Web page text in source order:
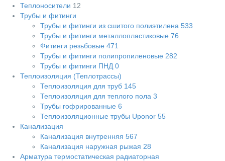
Теплоносители 12
Трубы и фитинги
Трубы и фитинги из сшитого полиэтилена 533
Трубы и фитинги металлопластиковые 76
Фитинги резьбовые 471
Трубы и фитинги полипропиленовые 282
Трубы и фитинги ПНД 0
Теплоизоляция (Теплотрассы)
Теплоизоляция для труб 145
Теплоизоляция для теплого пола 3
Трубы гофрированные 6
Теплоизоляционные трубы Uponor 55
Канализация
Канализация внутренняя 567
Канализация наружная рыжая 28
Арматура термостатическая радиаторная